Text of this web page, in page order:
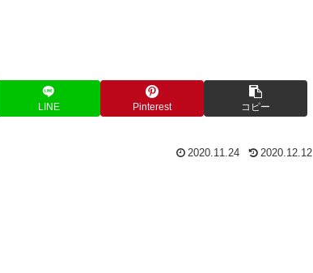
LINE Pinterest コピー
2020.11.24 2020.12.12